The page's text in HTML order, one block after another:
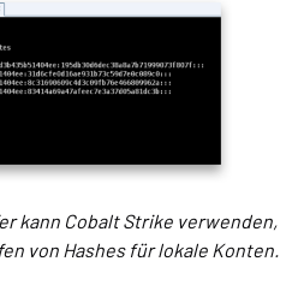
kann Cobalt Strike verwenden,
von Hashes für lokale Konten.